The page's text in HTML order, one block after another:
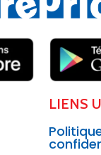
LIENS